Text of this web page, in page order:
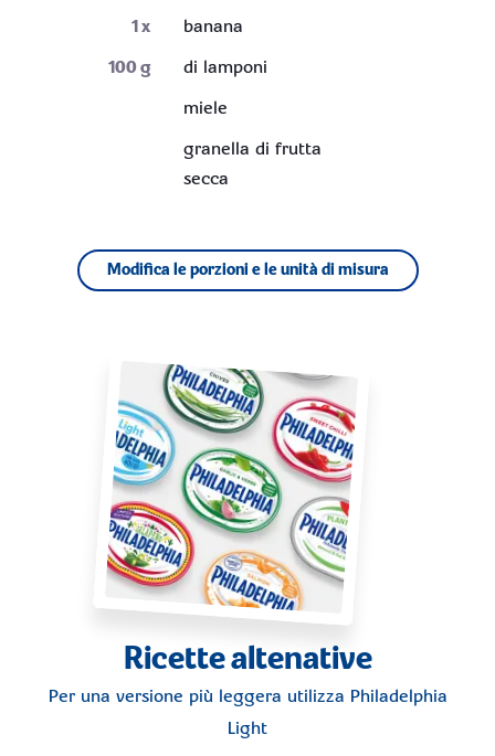
1x
banana
100g
di lamponi
miele
granella di frutta
secca
Modifica le porzioni e le unità di misura
Ricette altenative
Per una versione più leggera utilizza Philadelphia
Light